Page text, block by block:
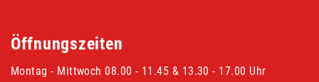
Öffnungszeiten
Montag - Mittwoch 08.00 - 11.45 & 13.30 - 17.00 Uhr